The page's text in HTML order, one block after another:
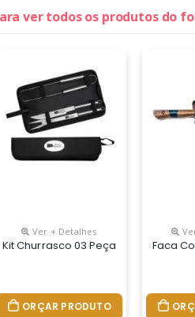
ver todos os produtos do
Transporte, Acompanha Faca,
Acompanha Faca E
Tábua Em Bambu
Ver + Detalhes
Kit Churrasco 03 Peças Em Estojo
ORÇAR PRODUTO
Faca